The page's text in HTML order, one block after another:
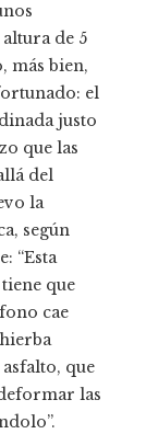
de 5
más bien,
el
justo
que las
del
la
según
“Esta
que
cae
que
las